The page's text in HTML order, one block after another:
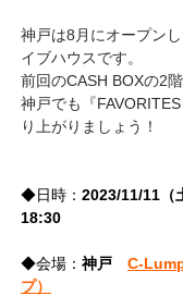
神戸は8月にオープン
イブハウスです。
前回のCASH BOXの2
神戸でも『
り上がりましょう！
◆日時： 2023/11/11（
18:30
◆会場： 神戸 C-
プ）